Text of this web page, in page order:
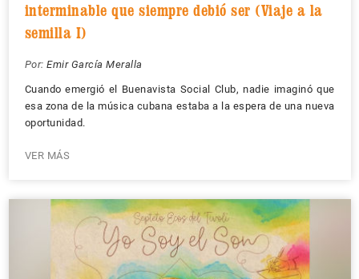
interminable que siempre debió ser (Viaje a la
semilla I)
Por: Emir García Meralla
Cuando emergió el Buenavista Social Club, nadie imaginó que
esa zona de la música cubana estaba a la espera de una nueva
oportunidad.
VER MÁS